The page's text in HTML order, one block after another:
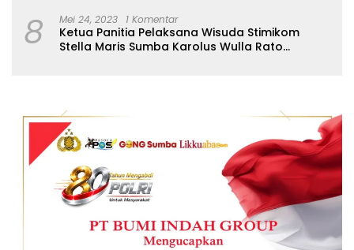
8 Mei 24, 2023 1 Komentar
Ketua Panitia Pelaksana Wisuda Stimikom
Stella Maris Sumba Karolus Wulla Rato